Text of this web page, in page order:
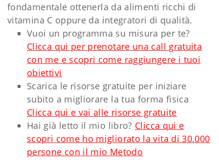
fondamentale ottenerla da alimenti ricchi di
vitamina C oppure da integratori di qualità.
Vuoi un programma su misura per te?
Clicca qui per prenotare una call gratuita
con me e scopri come raggiungere i tuoi
obiettivi
Scarica le risorse gratuite per iniziare
subito a migliorare la tua forma fisica
Clicca qui e vai alle risorse gratuite
Hai già letto il mio libro? Clicca qui e
scopri come ho migliorato la vita di 30.000
persone con il mio Metodo